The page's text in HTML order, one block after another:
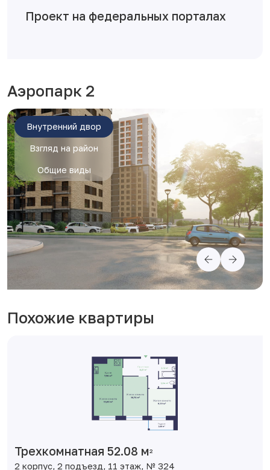
Проект на федеральных порталах
Аэропарк 2
Внутренний двор
Взгляд на район
Общие виды
Похожие квартиры
Трехкомнатная 52.08 м
2 корпус, 2 подъезд, 11 этаж, № 324